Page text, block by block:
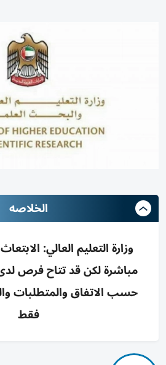
الخلاصه
وزارة التعليم العالي:
مباشرة لكن قد تتاح فرص
حسب الاتفاق والمتطلبات
فقط